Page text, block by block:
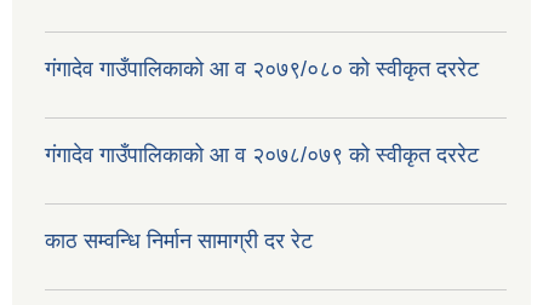
गंगादेव गाउँपालिकाको आ व २०७९/०८० को स्वीकृत दररेट
गंगादेव गाउँपालिकाको आ व २०७८/०७९ को स्वीकृत दररेट
काठ सम्वन्धि निर्मान सामाग्री दर रेट